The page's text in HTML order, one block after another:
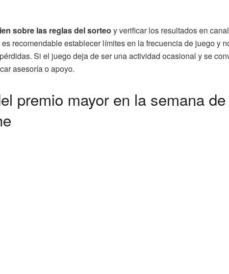
sobre las reglas del sorteo y verificar los resultados en
recomendable establecer límites en la frecuencia de juego y
Si el juego deja de ser una actividad ocasional y se
asesoría o apoyo.
premio mayor en la semana